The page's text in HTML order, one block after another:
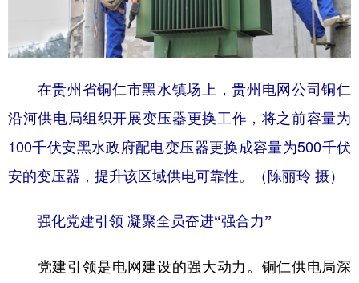
在贵州省铜仁市黑水镇场上，贵州电网公司铜仁
沿河供电局组织开展变压器更换工作，将之前容量为
100千伏安黑水政府配电变压器更换成容量为500千伏
安的变压器，提升该区域供电可靠性。（陈丽玲 摄）
强化党建引领 凝聚全员奋进“强合力”
党建引领是电网建设的强大动力。铜仁供电局深